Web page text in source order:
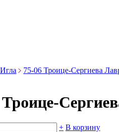
75-06 Троице-Сергиева
+ В корзину